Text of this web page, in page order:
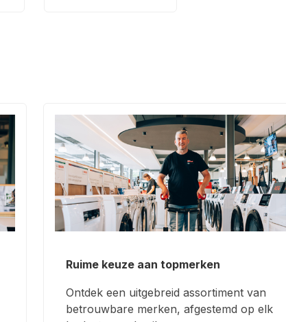
Ruime keuze aan topmerken
Ontdek een uitgebreid assortiment van
betrouwbare merken, afgestemd op elk